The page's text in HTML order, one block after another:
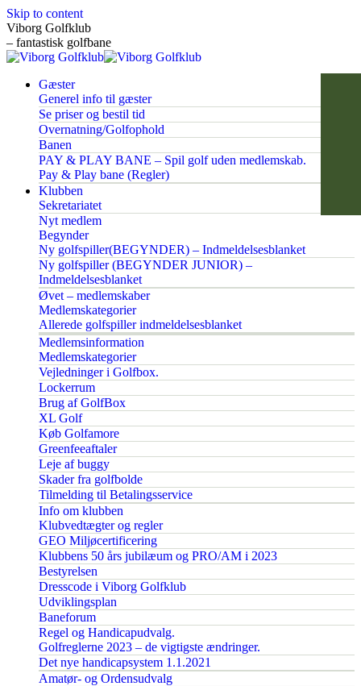
Skip to content
Viborg Golfklub
– fantastisk golfbane
Gæster
Generel info til gæster
Se priser og bestil tid
Overnatning/Golfophold
Banen
PAY & PLAY BANE – Spil golf uden medlemskab.
Pay & Play bane (Regler)
Klubben
Sekretariatet
Nyt medlem
Begynder
Ny golfspiller(BEGYNDER) – Indmeldelsesblanket
Ny golfspiller (BEGYNDER JUNIOR) –
Indmeldelsesblanket
Øvet – medlemskaber
Medlemskategorier
Allerede golfspiller indmeldelsesblanket
Medlemsinformation
Medlemskategorier
Vejledninger i Golfbox.
Lockerrum
Brug af GolfBox
XL Golf
Køb Golfamore
Greenfeeaftaler
Leje af buggy
Skader fra golfbolde
Tilmelding til Betalingsservice
Info om klubben
Klubvedtægter og regler
GEO Miljøcertificering
Klubbens 50 års jubilæum og PRO/AM i 2023
Bestyrelsen
Dresscode i Viborg Golfklub
Udviklingsplan
Baneforum
Regel og Handicapudvalg.
Golfreglerne 2023 – de vigtigste ændringer.
Det nye handicapsystem 1.1.2021
Amatør- og Ordensudvalg